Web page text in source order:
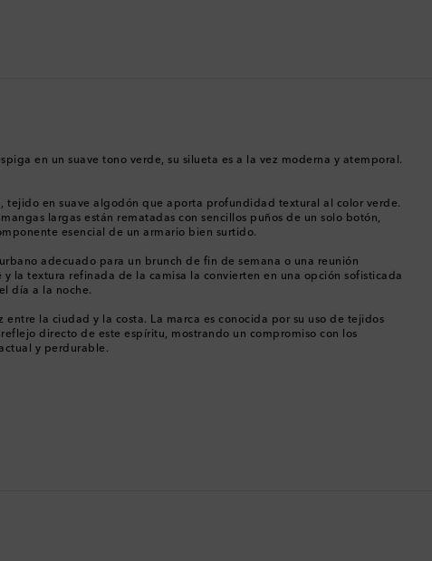
en un suave tono verde, su silueta es a la vez moderna y atemporal.
tejido en suave algodón que aporta profundidad textural al color verde.
largas están rematadas con sencillos puños de un solo botón,
esencial de un armario bien surtido.
adecuado para un brunch de fin de semana o una reunión
la textura refinada de la camisa la convierten en una opción sofisticada
día a la noche.
la ciudad y la costa. La marca es conocida por su uso de tejidos
directo de este espíritu, mostrando un compromiso con los
y perdurable.
Colombia
Comoras
Corea del Sur